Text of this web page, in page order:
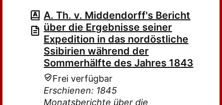
A. Th. v. Middendorff's Bericht
über die Ergebnisse seiner
Expedition in das nordöstliche
Ssibirien während der
Sommerhälfte des Jahres 1843
Frei verfügbar
Erschienen: 1845
Monatsberichte über die